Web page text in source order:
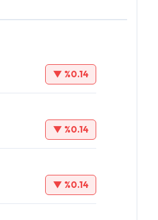
▼ %0.14
▼ %0.14
▼ %0.14